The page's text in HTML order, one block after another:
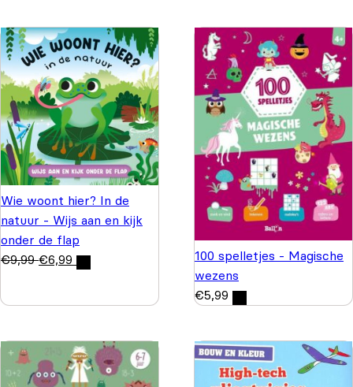
Wie woont hier? In de
natuur - Wijs aan en kijk
onder de flap
€9,99 €6,99
100 spelletjes - Magische
wezens
€5,99